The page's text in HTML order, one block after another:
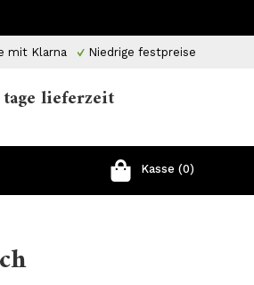
mit Klarna Niedrige festpreise
lieferzeit
Kasse (0)